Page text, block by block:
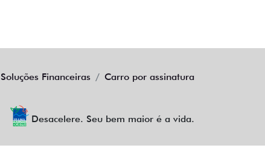
Soluções Financeiras Carro por assinatura
Desacelere. Seu bem maior é a vida.